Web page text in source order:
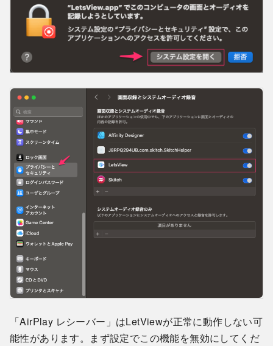
「AirPlay レシーバー」はLetViewが正常に動作しない可
能性があります。まず設定でこの機能を無効にしてくだ